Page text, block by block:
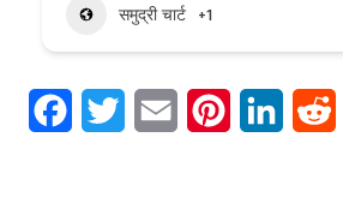
समुद्री चार्ट +1
FacebookTwitter Email PinterestLinkedIn